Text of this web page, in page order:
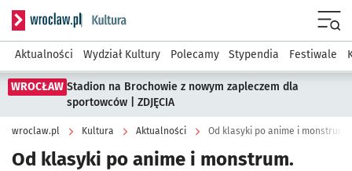
Serwis informacyjny wroclaw.pl podserwis: Kultura
Aktualności Wydział Kultury Polecamy Stypendia Festiwale
WROCŁAW Stadion na Brochowie z nowym zapleczem dla
sportowców | ZDJĘCIA
wroclaw.pl Kultura Aktualności Od klasyki po anime i
Od klasyki po anime i monstrum.